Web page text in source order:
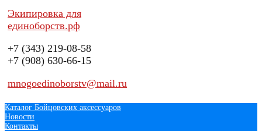
Экипировка для
единоборств.рф
+7 (343) 219-08-58
+7 (908) 630-66-15
mnogoedinoborstv@mail.ru
Каталог Бойцовских аксессуаров
Новости
Контакты